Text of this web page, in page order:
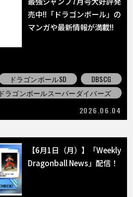
売中!!「ドラゴンボール」の
マンガや最新情報が満載!!
ドラゴンボールSD
DBSCG
ドラゴンボールスーパーダイバーズ
2026.06.04
【6月1日（月）】「Weekly
Dragonball News」配信！